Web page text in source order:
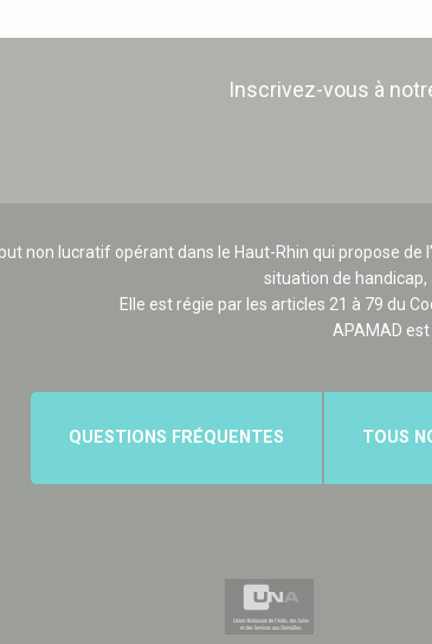
Inscrivez-vous à
non lucratif opérant dans le Haut-Rhin qui propose
situation de handicap,
Elle est régie par les articles 21 à 79 du
APAMAD
QUESTIONS FRÉQUENTES TOUS